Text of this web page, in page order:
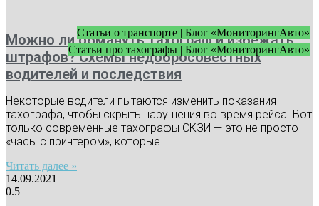
Статьи о транспорте | Блог «МониторингАвто»
Статьи про тахографы | Блог «МониторингАвто»
Можно ли обмануть тахограф и избежать
штрафов? Схемы недобросовестных
водителей и последствия
Некоторые водители пытаются изменить показания
тахографа, чтобы скрыть нарушения во время рейса. Вот
только современные тахографы СКЗИ — это не просто
«часы с принтером», которые
Читать далее »
14.09.2021